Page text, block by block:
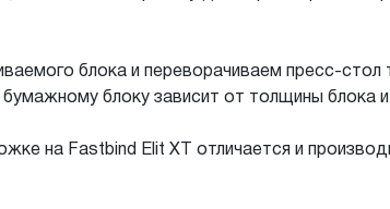
блока и переворачиваем пресс-
блоку зависит от толщины блока и
на Fastbind Elit XT отличается и